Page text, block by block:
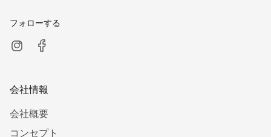
フォローする
会社情報
会社概要
コンセプト